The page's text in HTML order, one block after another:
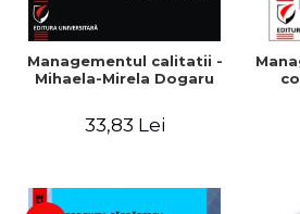
Managementul calitatii -
Mihaela-Mirela Dogaru
33,83 Lei